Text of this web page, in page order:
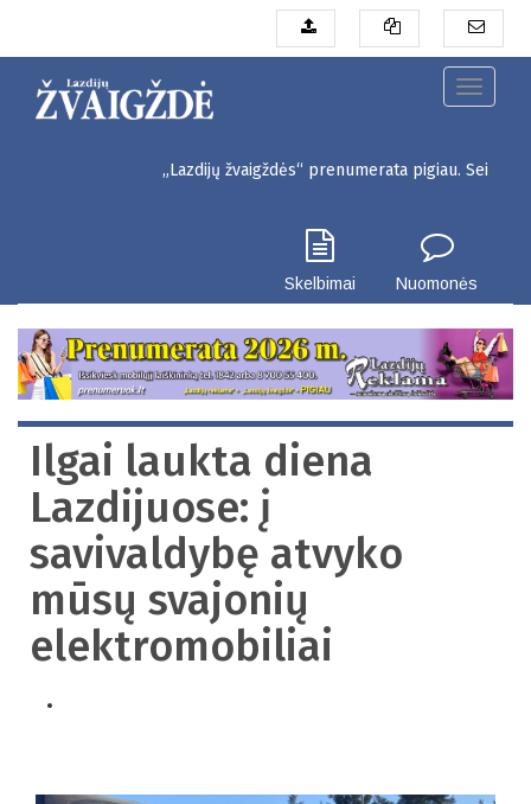
pagrindinį
Toggle
„Lazdijų žvaigždės“ prenumerata pigiau. Seinų g. 3,
Skelbimai Nuomonės
Ilgai laukta diena
Lazdijuose: į
savivaldybę atvyko
mūsų svajonių
elektromobiliai